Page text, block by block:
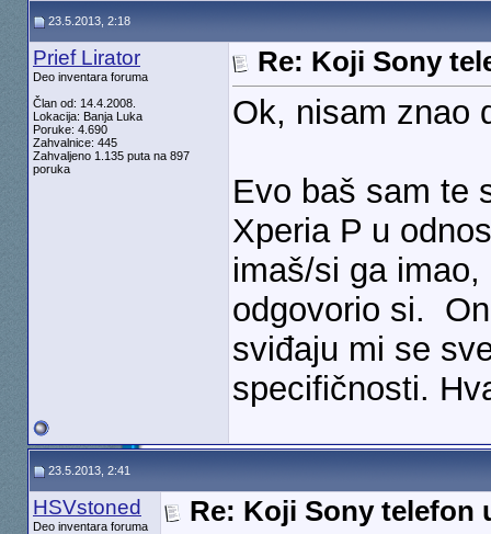
23.5.2013, 2:18
Prief Lirator
Deo inventara foruma
Član od: 14.4.2008.
Lokacija: Banja Luka
Poruke: 4.690
Zahvalnice: 445
Zahvaljeno 1.135 puta na 897
poruka
Re: Koji Sony
Ok, nisam znao
Evo baš sam te
Xperia P u
imaš/si ga
odgovorio si.
sviđaju mi se
specifičnosti.
23.5.2013, 2:41
HSVstoned
Deo inventara foruma
Re: Koji Sony telefon